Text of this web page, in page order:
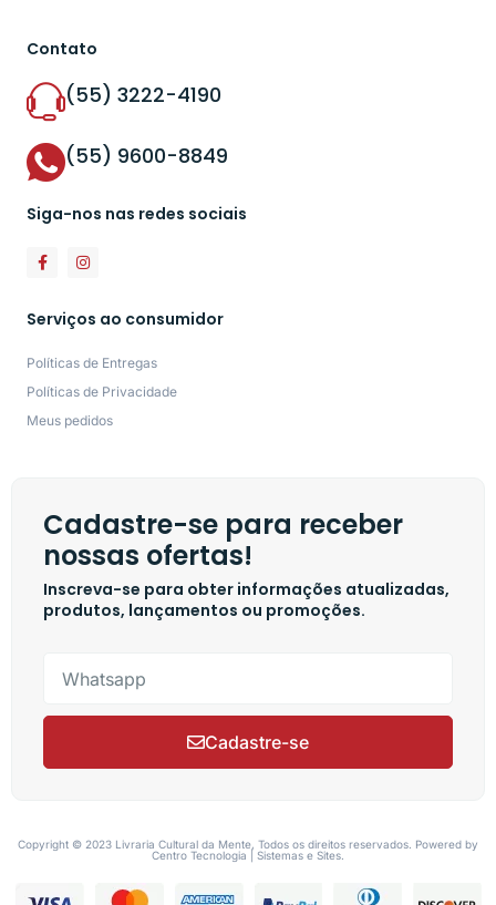
Contato
(55) 3222-4190
(55) 9600-8849
Siga-nos nas redes sociais
Serviços ao consumidor
Políticas de Entregas
Políticas de Privacidade
Meus pedidos
Cadastre-se para receber
nossas ofertas!
Inscreva-se para obter informações atualizadas,
produtos, lançamentos ou promoções.
Cadastre-se
Copyright © 2023 Livraria Cultural da Mente, Todos os direitos reservados. Powered by
Centro Tecnologia | Sistemas e Sites.